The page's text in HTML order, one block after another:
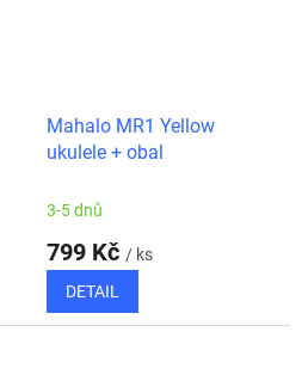
Mahalo MR1 Yellow
ukulele + obal
3-5 dnů
799 Kč / ks
DETAIL